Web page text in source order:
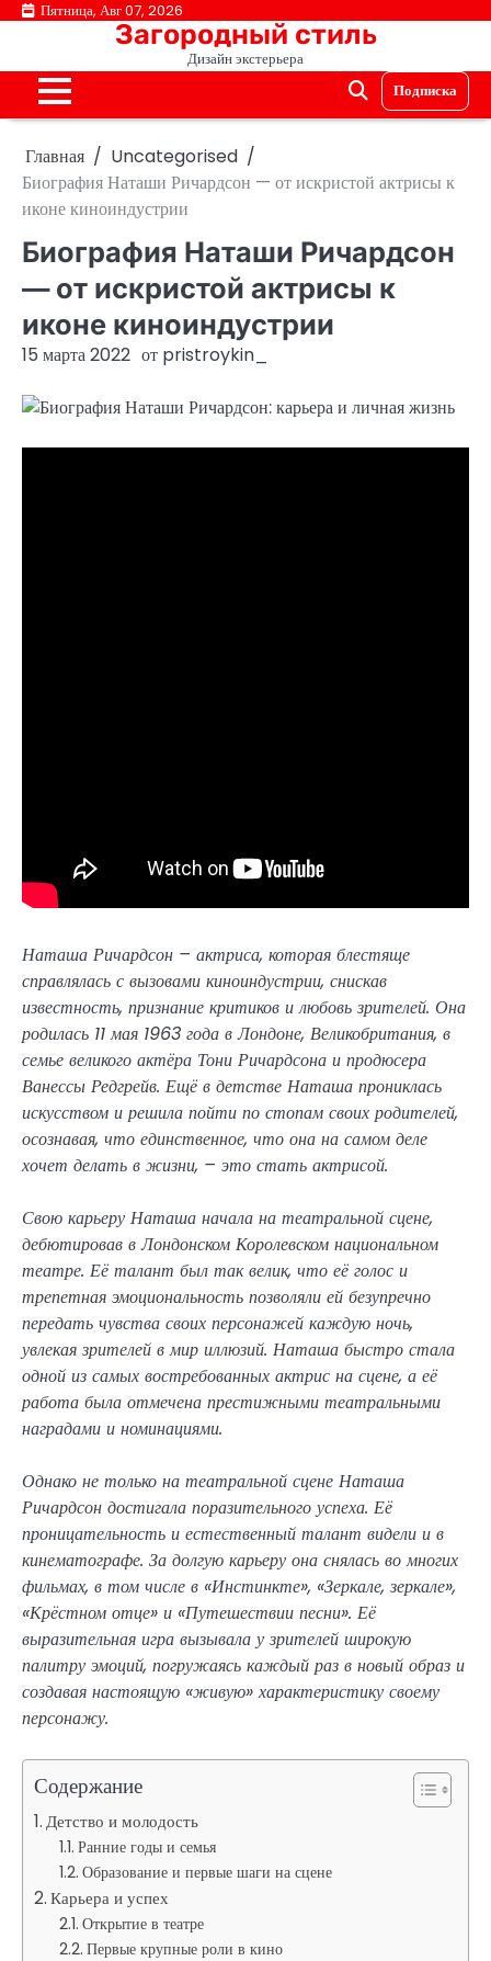
ПерейтиПятница, Авг 07, 2026
Загородный стиль
Дизайн экстерьера
Подписка
Главная
Uncategorised
Биография Наташи Ричардсон — от искристой актрисы к
иконе киноиндустрии
Биография Наташи Ричардсон
— от искристой актрисы к
иконе киноиндустрии
15 марта 2022 от pristroykin_
Наташа Ричардсон – актриса, которая блестяще
справлялась с вызовами киноиндустрии, снискав
известность, признание критиков и любовь зрителей. Она
родилась 11 мая 1963 года в Лондоне, Великобритания, в
семье великого актёра Тони Ричардсона и продюсера
Ванессы Редгрейв. Ещё в детстве Наташа прониклась
искусством и решила пойти по стопам своих родителей,
осознавая, что единственное, что она на самом деле
хочет делать в жизни, – это стать актрисой.
Свою карьеру Наташа начала на театральной сцене,
дебютировав в Лондонском Королевском национальном
театре. Её талант был так велик, что её голос и
трепетная эмоциональность позволяли ей безупречно
передать чувства своих персонажей каждую ночь,
увлекая зрителей в мир иллюзий. Наташа быстро стала
одной из самых востребованных актрис на сцене, а её
работа была отмечена престижными театральными
наградами и номинациями.
Однако не только на театральной сцене Наташа
Ричардсон достигала поразительного успеха. Её
проницательность и естественный талант видели и в
кинематографе. За долгую карьеру она снялась во многих
фильмах, в том числе в «Инстинкте», «Зеркале, зеркале»,
«Крёстном отце» и «Путешествии песни». Её
выразительная игра вызывала у зрителей широкую
палитру эмоций, погружаясь каждый раз в новый образ и
создавая настоящую «живую» характеристику своему
персонажу.
Содержание
Детство и молодость
Ранние годы и семья
Образование и первые шаги на сцене
Карьера и успех
Открытие в театре
Первые крупные роли в кино